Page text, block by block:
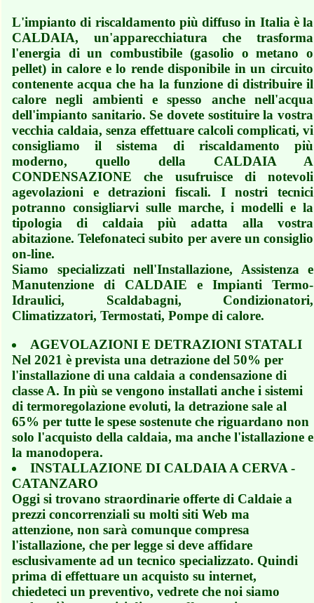
L'impianto di riscaldamento più diffuso in Italia è la
CALDAIA, un'apparecchiatura che trasforma
l'energia di un combustibile (gasolio o metano o
pellet) in calore e lo rende disponibile in un circuito
contenente acqua che ha la funzione di distribuire il
calore negli ambienti e spesso anche nell'acqua
dell'impianto sanitario. Se dovete sostituire la vostra
vecchia caldaia, senza effettuare calcoli complicati, vi
consigliamo il sistema di riscaldamento più
moderno, quello della CALDAIA A
CONDENSAZIONE che usufruisce di notevoli
agevolazioni e detrazioni fiscali. I nostri tecnici
potranno consigliarvi sulle marche, i modelli e la
tipologia di caldaia più adatta alla vostra
abitazione. Telefonateci subito per avere un consiglio
on-line.
Siamo specializzati nell'Installazione, Assistenza e
Manutenzione di CALDAIE e Impianti Termo-
Idraulici, Scaldabagni, Condizionatori,
Climatizzatori, Termostati, Pompe di calore.
AGEVOLAZIONI E DETRAZIONI STATALI
Nel 2021 è prevista una detrazione del 50% per
l'installazione di una caldaia a condensazione di
classe A. In più se vengono installati anche i sistemi
di termoregolazione evoluti, la detrazione sale al
65% per tutte le spese sostenute che riguardano non
solo l'acquisto della caldaia, ma anche l'istallazione e
la manodopera.
INSTALLAZIONE DI CALDAIA A CERVA -
CATANZARO
Oggi si trovano straordinarie offerte di Caldaie a
prezzi concorrenziali su molti siti Web ma
attenzione, non sarà comunque compresa
l'istallazione, che per legge si deve affidare
esclusivamente ad un tecnico specializzato. Quindi
prima di effettuare un acquisto su internet,
chiedeteci un preventivo, vedrete che noi siamo